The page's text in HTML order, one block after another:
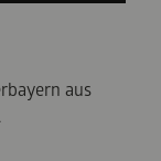
aus